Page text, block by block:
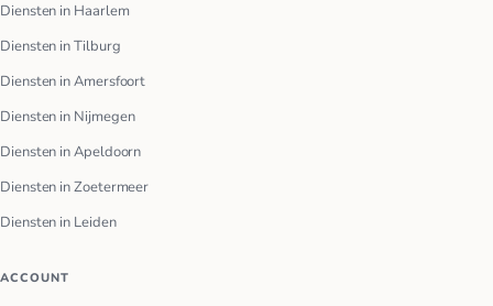
Diensten in Haarlem
Diensten in Tilburg
Diensten in Amersfoort
Diensten in Nijmegen
Diensten in Apeldoorn
Diensten in Zoetermeer
Diensten in Leiden
ACCOUNT